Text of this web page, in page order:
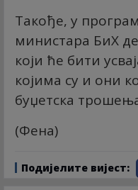
Такође, у
министара БиХ
који ће бити
којима су и они
буџетска
(Фена)
Подијелите вијест: